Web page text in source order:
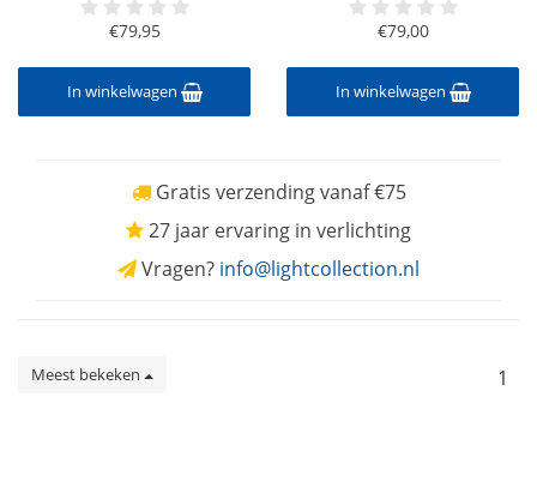
€79,95
In winkelwagen
€79,00
In winkelwagen
Gratis verzending vanaf €75
27 jaar ervaring in verlichting
Vragen? info@lightcollection.nl
Meest bekeken 1